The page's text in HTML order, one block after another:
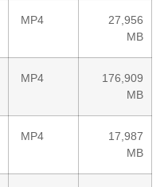
MP4
27,956
MB
MP4
176,909
MB
MP4
17,987
MB